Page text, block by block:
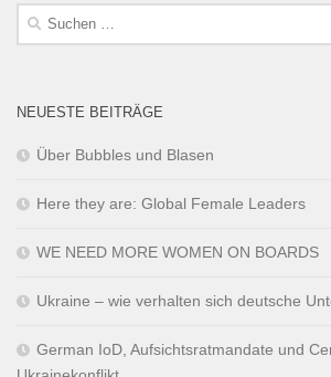
NEUESTE BEITRÄGE
Über Bubbles und Blasen
Here they are: Global Female Leaders
WE NEED MORE WOMEN ON BOARDS
Ukraine – wie verhalten sich deutsche
German IoD, Aufsichtsratmandate und